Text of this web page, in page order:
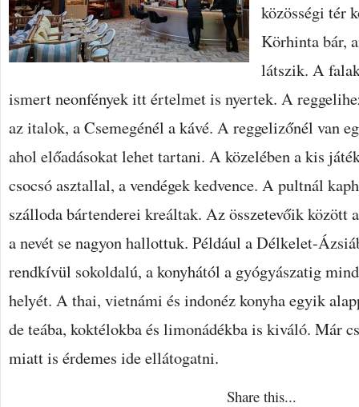
közösségi tér
Körhinta bár,
látszik. A
ismert neonfények itt értelmet is nyertek. A
az italok, a Csemegénél a kávé. A reggelizőnél van
ahol előadásokat lehet tartani. A közelében a kis
csocsó asztallal, a vendégek kedvence. A pultnál
szálloda bártenderei kreáltak. Az összetevőik között
a nevét se nagyon hallottuk. Például a Délkelet-
rendkívül sokoldalú, a konyhától a gyógyászatig
helyét. A thai, vietnámi és indonéz konyha egyik
de teába, koktélokba és limonádékba is kiváló. Már
miatt is érdemes ide ellátogatni.
Share this...